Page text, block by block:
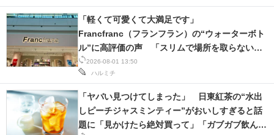
2026-08-01 13:50
ハルミチ
「軽くて可愛くて大満足です」
Francfranc（フランフラン）の“ウォーターボト
ル”に高評価の声 「スリムで場所を取らない」
「メモリ付きで摂取量もわかる」
「ヤバい見つけてしまった」 日東紅茶の“水出
しピーチジャスミンティー”がおいしすぎると話
題に「見かけたら絶対買って」「ガブガブ飲んで